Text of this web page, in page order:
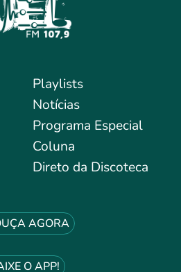
Playlists
Notícias
Programa Especial
Coluna
Direto da Discoteca
AGORA
O APP!